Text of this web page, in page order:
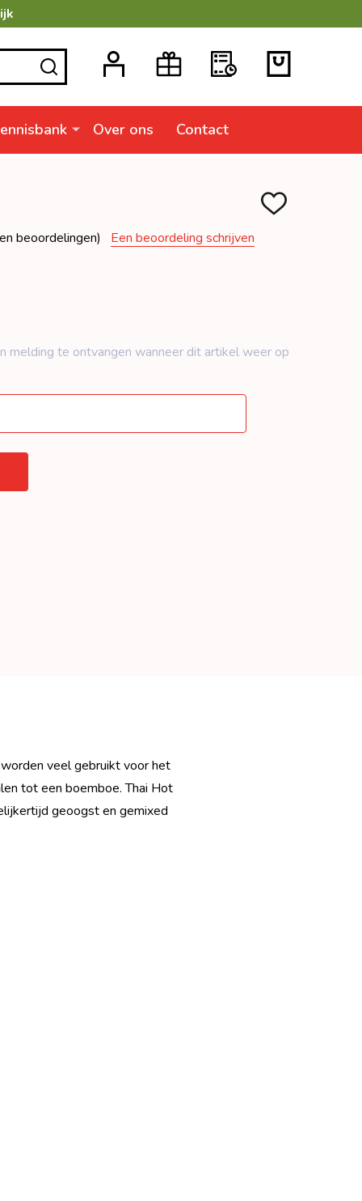
ZOEKEN
Over ons Contact
TOEVOEGEN
beoordelingen) Een beoordeling schrijven
​​melding te ontvangen wanneer dit artikel weer op
veel gebruikt voor het
tot een boemboe. Thai Hot
geoogst en gemixed